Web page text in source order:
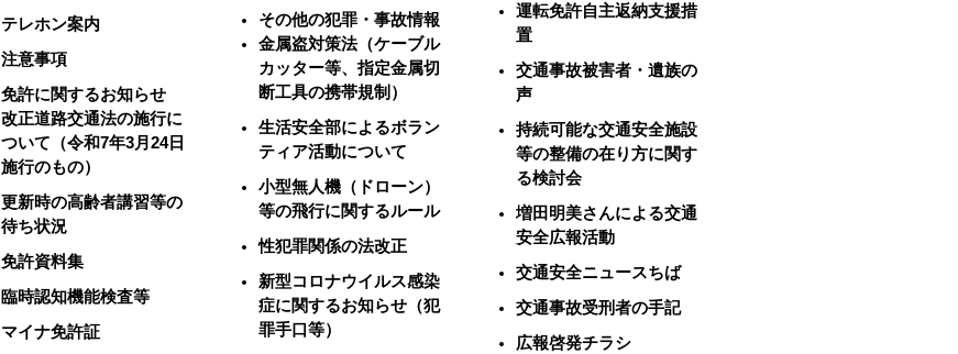
テレホン案内
注意事項
免許に関するお知らせ
改正道路交通法の施行に
ついて（令和7年3月24日
施行のもの）
更新時の高齢者講習等の
待ち状況
免許資料集
臨時認知機能検査等
マイナ免許証
その他の犯罪・事故情報
金属盗対策法（ケーブル
カッター等、指定金属切
断工具の携帯規制）
生活安全部によるボラン
ティア活動について
小型無人機（ドローン）
等の飛行に関するルール
性犯罪関係の法改正
新型コロナウイルス感染
症に関するお知らせ（犯
罪手口等）
運転免許自主返納支援措
置
交通事故被害者・遺族の
声
持続可能な交通安全施設
等の整備の在り方に関す
る検討会
増田明美さんによる交通
安全広報活動
交通安全ニュースちば
交通事故受刑者の手記
広報啓発チラシ